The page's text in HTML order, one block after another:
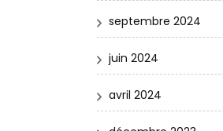
septembre 2024
juin 2024
avril 2024